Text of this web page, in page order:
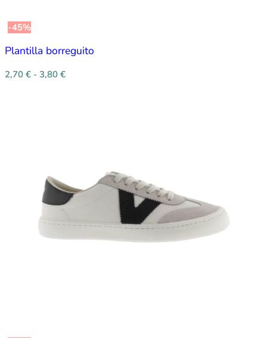
-45%
Plantilla borreguito
2,70 € - 3,80 €